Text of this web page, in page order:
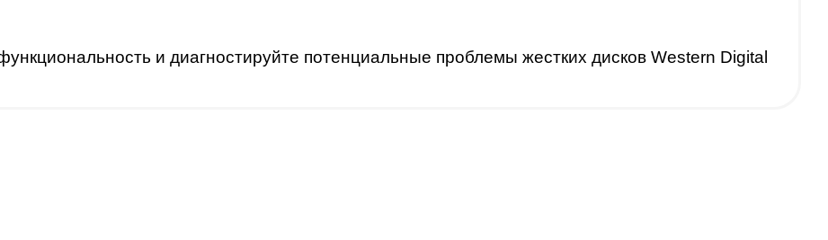
и диагностируйте потенциальные проблемы жестких дисков Western Digital